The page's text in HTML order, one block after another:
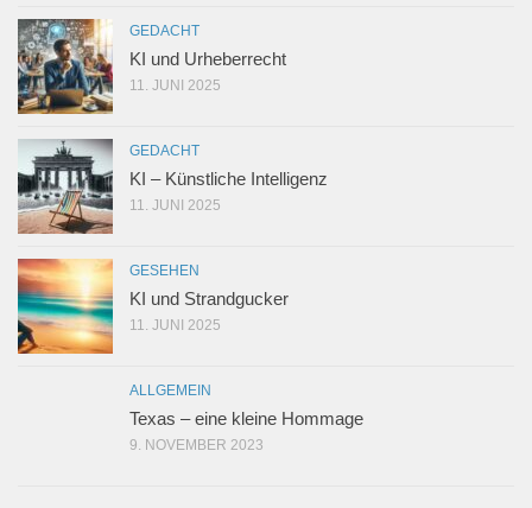
GEDACHT
KI und Urheberrecht
11. JUNI 2025
GEDACHT
KI – Künstliche Intelligenz
11. JUNI 2025
GESEHEN
KI und Strandgucker
11. JUNI 2025
ALLGEMEIN
Texas – eine kleine Hommage
9. NOVEMBER 2023